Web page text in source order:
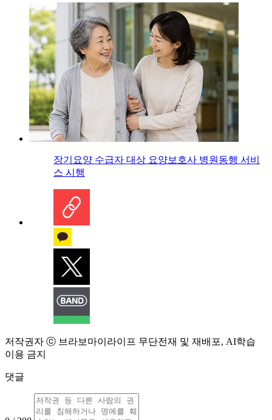
장기요양 수급자 대상 요양보호사 병원동행 서비
스 시행
저작권자 ⓒ 브라보마이라이프 무단전재 및 재배포, AI학습
이용 금지
댓글